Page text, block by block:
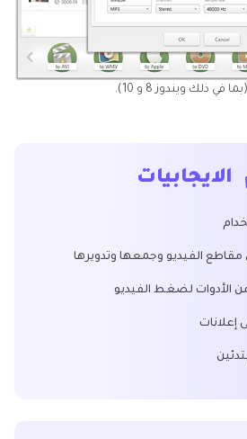
ذلك ويندوز 8 و 10).
الايجابيات
الفيديو وجمعها وتدويرها
من الأدوات لضغط الفيديو
إعلانات